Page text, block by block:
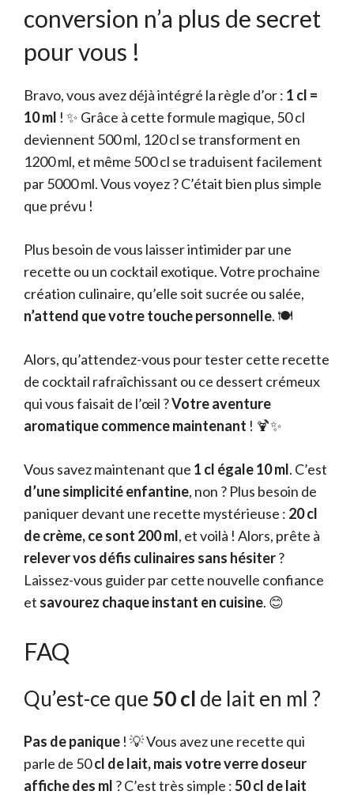
conversion n’a plus de secret
pour vous !
Bravo, vous avez déjà intégré la règle d’or : 1 cl =
10 ml ! ✨ Grâce à cette formule magique, 50 cl
deviennent 500 ml, 120 cl se transforment en
1200 ml, et même 500 cl se traduisent facilement
par 5000 ml. Vous voyez ? C’était bien plus simple
que prévu !
Plus besoin de vous laisser intimider par une
recette ou un cocktail exotique. Votre prochaine
création culinaire, qu’elle soit sucrée ou salée,
n’attend que votre touche personnelle. 🍽️
Alors, qu’attendez-vous pour tester cette recette
de cocktail rafraîchissant ou ce dessert crémeux
qui vous faisait de l’œil ?Votre aventure
aromatique commence maintenant ! 🍹✨
Vous savez maintenant que 1 cl égale 10 ml. C’est
d’une simplicité enfantine, non ? Plus besoin de
paniquer devant une recette mystérieuse : 20 cl
de crème, ce sont 200 ml, et voilà ! Alors, prête à
relever vos défis culinaires sans hésiter?
Laissez-vous guider par cette nouvelle confiance
et savourez chaque instant en cuisine. 😊
FAQ
Qu’est-ce que 50 cl de lait en ml ?
Pas de panique ! 💡 Vous avez une recette qui
parle de 50cl de lait, mais votre verre doseur
affiche des ml ? C’est très simple :50 cl de lait